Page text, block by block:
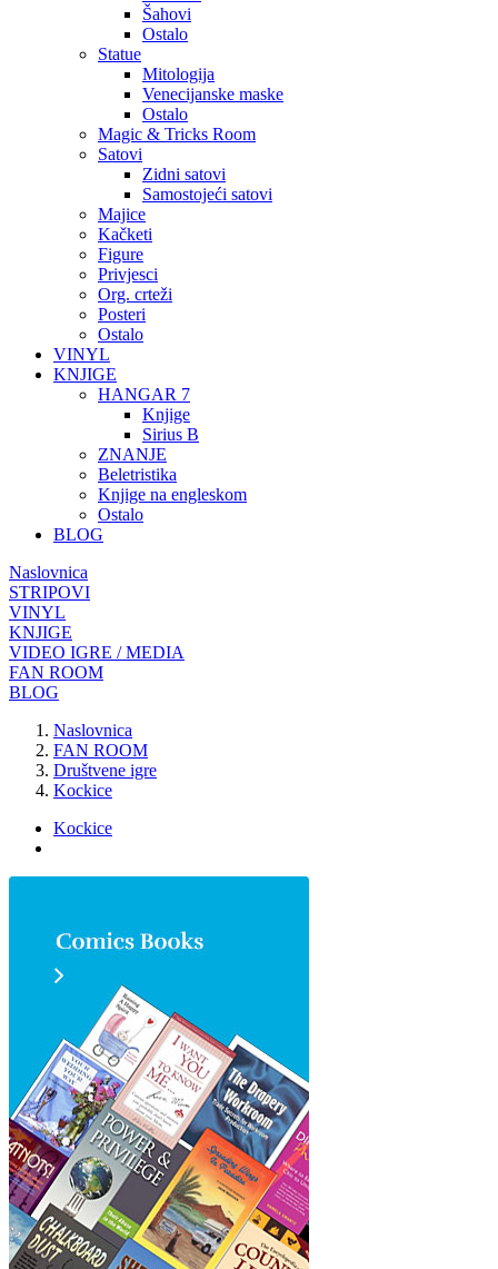
Šahovi
Ostalo
Statue
Mitologija
Venecijanske maske
Ostalo
Magic & Tricks Room
Satovi
Zidni satovi
Samostojeći satovi
Majice
Kačketi
Figure
Privjesci
Org. crteži
Posteri
Ostalo
VINYL
KNJIGE
HANGAR 7
Knjige
Sirius B
ZNANJE
Beletristika
Knjige na engleskom
Ostalo
BLOG
Naslovnica
STRIPOVI
VINYL
KNJIGE
VIDEO IGRE / MEDIA
FAN ROOM
BLOG
Naslovnica
FAN ROOM
Društvene igre
Kockice
Kockice